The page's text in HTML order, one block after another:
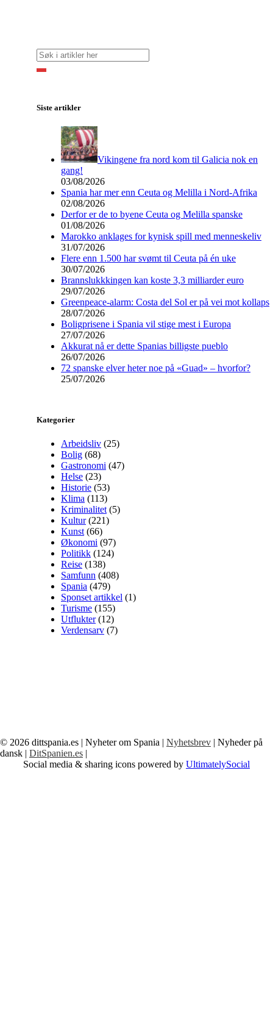
Siste artikler
Vikingene fra nord kom til Galicia nok en
gang!
03/08/2026
Spania har mer enn Ceuta og Melilla i Nord-Afrika
02/08/2026
Derfor er de to byene Ceuta og Melilla spanske
01/08/2026
Marokko anklages for kynisk spill med menneskeliv
31/07/2026
Flere enn 1.500 har svømt til Ceuta på én uke
30/07/2026
Brannslukkkingen kan koste 3,3 milliarder euro
29/07/2026
Greenpeace-alarm: Costa del Sol er på vei mot kollaps
28/07/2026
Boligprisene i Spania vil stige mest i Europa
27/07/2026
Akkurat nå er dette Spanias billigste pueblo
26/07/2026
72 spanske elver heter noe på «Guad» – hvorfor?
25/07/2026
Kategorier
Arbeidsliv (25)
Bolig (68)
Gastronomi (47)
Helse (23)
Historie (53)
Klima (113)
Kriminalitet (5)
Kultur(221)
Kunst (66)
Økonomi (97)
Politikk (124)
Reise (138)
Samfunn (408)
Spania (479)
Sponset artikkel (1)
Turisme (155)
Utflukter(12)
Verdensarv (7)
© 2026 dittspania.es | Nyheter om Spania | Nyhetsbrev | Nyheder på
dansk | DitSpanien.es |
Social media & sharing icons powered by UltimatelySocial